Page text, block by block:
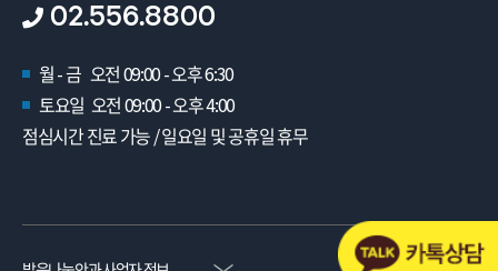
02.556.8800
월 - 금 오전 09:00 - 오후 6:30
토요일 오전 09:00 - 오후 4:00
점심시간 진료 가능 / 일요일 및 공휴일 휴무